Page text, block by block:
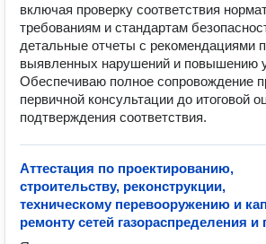
включая проверку соответствия
требованиям и стандартам
детальные отчеты с рекомендациями
выявленных нарушений и повышению
Обеспечиваю полное сопровождение
первичной консультации до итоговой
подтверждения соответствия.
Аттестация по проектированию,
строительству, реконструкции,
техническому перевооружению и
ремонту сетей газораспределения и